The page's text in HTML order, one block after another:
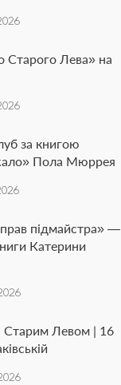
Старого Лева» на
за книгою
Пола Мюррея
підмайстра» —
Катерини
Старим Левом | 16